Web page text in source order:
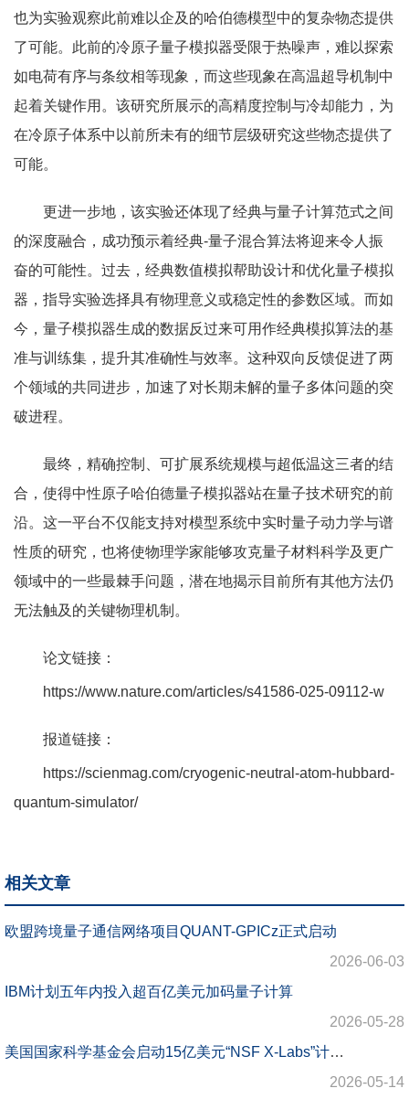
也为实验观察此前难以企及的哈伯德模型中的复杂物态提供
了可能。此前的冷原子量子模拟器受限于热噪声，难以探索
如电荷有序与条纹相等现象，而这些现象在高温超导机制中
起着关键作用。该研究所展示的高精度控制与冷却能力，为
在冷原子体系中以前所未有的细节层级研究这些物态提供了
可能。
更进一步地，该实验还体现了经典与量子计算范式之间
的深度融合，成功预示着经典-量子混合算法将迎来令人振
奋的可能性。过去，经典数值模拟帮助设计和优化量子模拟
器，指导实验选择具有物理意义或稳定性的参数区域。而如
今，量子模拟器生成的数据反过来可用作经典模拟算法的基
准与训练集，提升其准确性与效率。这种双向反馈促进了两
个领域的共同进步，加速了对长期未解的量子多体问题的突
破进程。
最终，精确控制、可扩展系统规模与超低温这三者的结
合，使得中性原子哈伯德量子模拟器站在量子技术研究的前
沿。这一平台不仅能支持对模型系统中实时量子动力学与谱
性质的研究，也将使物理学家能够攻克量子材料科学及更广
领域中的一些最棘手问题，潜在地揭示目前所有其他方法仍
无法触及的关键物理机制。
论文链接：
https://www.nature.com/articles/s41586-025-09112-w
报道链接：
https://scienmag.com/cryogenic-neutral-atom-hubbard-
quantum-simulator/
相关文章
欧盟跨境量子通信网络项目QUANT-GPICz正式启动
2026-06-03
IBM计划五年内投入超百亿美元加码量子计算
2026-05-28
美国国家科学基金会启动15亿美元“NSF X-Labs”计划 首轮资助聚焦量子系统与新一代科学仪器
2026-05-14